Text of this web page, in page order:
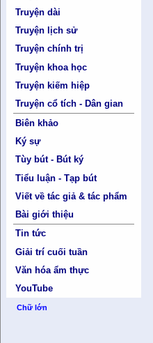
Truyện dài
Truyện lịch sử
Truyện chính trị
Truyện khoa học
Truyện kiếm hiệp
Truyện cổ tích - Dân gian
Biên khảo
Ký sự
Tùy bút - Bút ký
Tiểu luận - Tạp bút
Viết về tác giả & tác phẩm
Bài giới thiệu
Tin tức
Giải trí cuối tuần
Văn hóa ẩm thực
YouTube
Chữ lớn